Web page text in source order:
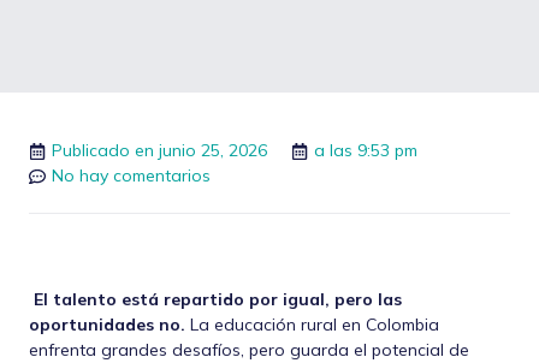
Publicado en junio 25, 2026 a las 9:53 pm
No hay comentarios
El talento está repartido por igual, pero las
oportunidades no. La educación rural en Colombia
enfrenta grandes desafíos, pero guarda el potencial de